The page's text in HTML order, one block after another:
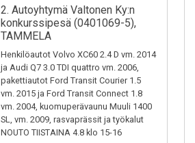
2. Autoyhtymä Valtonen Ky:n
konkurssipesä (0401069-5),
TAMMELA
Henkilöautot Volvo XC60 2.4 D vm. 2014
ja Audi Q7 3.0 TDI quattro vm. 2006,
pakettiautot Ford Transit Courier 1.5
vm. 2015 ja Ford Transit Connect 1.8
vm. 2004, kuomuperävaunu Muuli 1400
SL, vm. 2009, rasvaprässit ja työkalut
NOUTO TIISTAINA 4.8 klo 15-16